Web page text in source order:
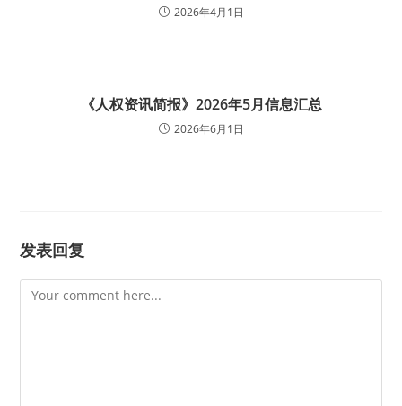
2026年4月1日
《人权资讯简报》2026年5月信息汇总
2026年6月1日
发表回复
Comment